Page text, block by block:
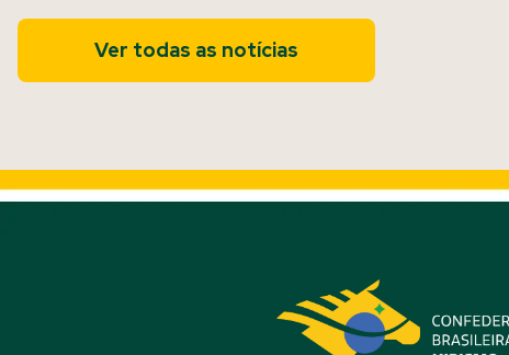
Ver todas as notícias